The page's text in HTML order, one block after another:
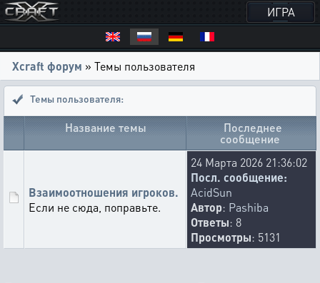
ИГРА
Xcraft форум » Темы пользователя
Темы пользователя:
Название темы Последнее
сообщение
Взаимоотношения игроков.
Если не сюда, поправьте.
24 Марта 2026 21:36:02
Посл. сообщение:
AcidSun
Автор: Pashiba
Ответы: 8
Просмотры: 5131